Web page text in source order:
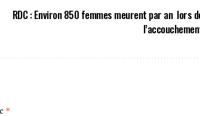
RDC : Environ 850 femmes meurent par an lors
*